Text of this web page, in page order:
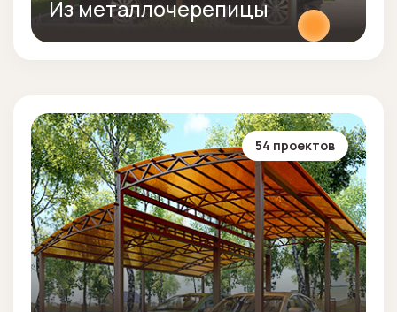
Из металлочерепицы
54 проектов